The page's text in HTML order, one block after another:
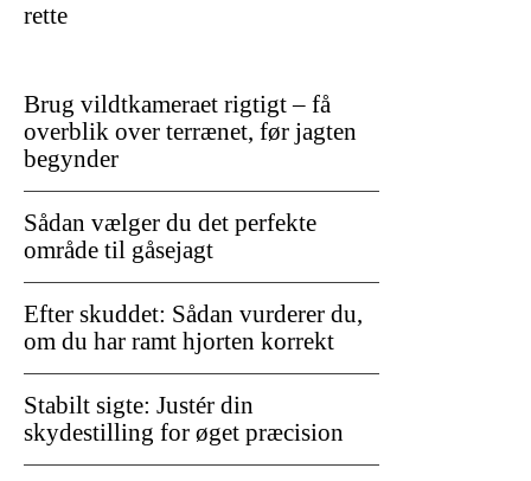
rette
Brug vildtkameraet rigtigt – få
overblik over terrænet, før jagten
begynder
Sådan vælger du det perfekte
område til gåsejagt
Efter skuddet: Sådan vurderer du,
om du har ramt hjorten korrekt
Stabilt sigte: Justér din
skydestilling for øget præcision